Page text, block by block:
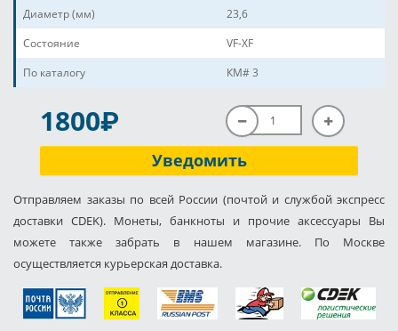
Диаметр (мм)
23,6
Состояние
VF-XF
По каталогу
КМ# 3
1800P
Уведомить
Отправляем заказы по всей России (почтой и службой экспресс
доставки CDEK). Монеты, банкноты и прочие аксессуары Вы
можете также забрать в нашем магазине. По Москве
осуществляется курьерская доставка.